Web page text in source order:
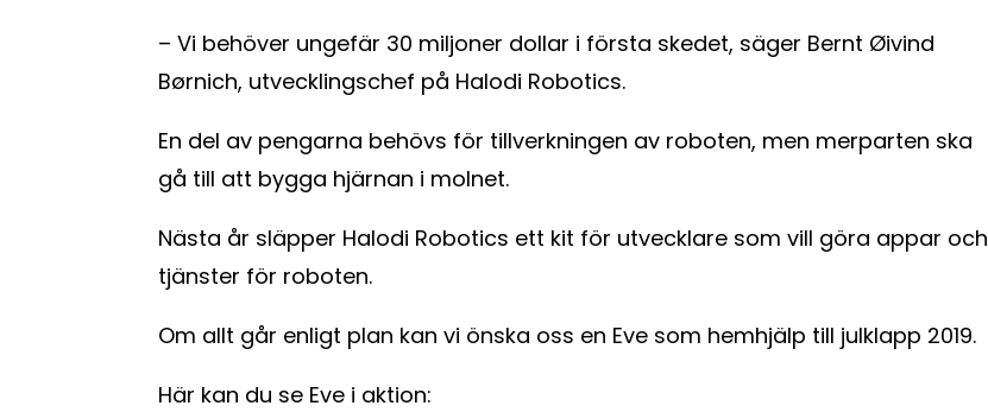
– Vi behöver ungefär 30 miljoner dollar i första skedet, säger Bernt Øivind
Børnich, utvecklingschef på Halodi Robotics.
En del av pengarna behövs för tillverkningen av roboten, men merparten ska
gå till att bygga hjärnan i molnet.
Nästa år släpper Halodi Robotics ett kit för utvecklare som vill göra appar och
tjänster för roboten.
Om allt går enligt plan kan vi önska oss en Eve som hemhjälp till julklapp 2019.
Här kan du se Eve i aktion: